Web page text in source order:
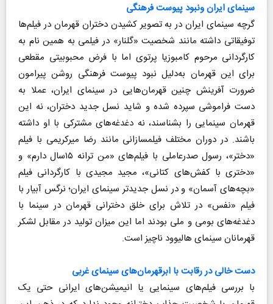
سینمای ایران ونبود پیوست فرهنگی
گرچه سینمای ایران در به تصویر کشیدن دختران قهرمان در فیلم‌ها
توفیقاتی داشته مانند شخصیت «گلنار» در فیلمی به همین نام به
کارگردانی مرحوم کامبوزیا پرتوی اما با فرض محبوبیتی مقطعی
برای این قهرمان به‌دلیل نبود پیوست فرهنگی روشن پیرامون
ضرورت آفرینش چنین قهرمان‌هایی در سینمای ایران، عملا به
دست فراموشی سپرده شده و شاید نسل جدید دختران، نه این
قهرمان سینمایی را بشناسند، نه دغدغه‌های مشترکی با او داشته
باشند. در دوران مختلف فیلمسازانی مانند رضا میرکریمی با فیلم
«دختر»، رسول صدرعاملی با فیلم‌های «من ترانه ۱۵سال دارم» و
«دختری با کفش‌های کتانی»، مجید مجیدی با کارگردانی فیلم
«بچه‌های آسمان» و در نسل جدیدتر سینمای ایران‌؛ نرگس آبیار با
فیلم «نفس» در تلاش برای خلق دخترانی قهرمان در سینما با
دغدغه‌های بومی و ملی بودند اما این میزان تولید در مقابل لشکر
قهرمانان سینمای هالیوود ناچیز است.
دست خالی در رقابت با ابرقهرمان‌های سینمای غربی
با بررسی فیلم‌های سینمایی یا انیمیشن‌های ایرانی حتی یک